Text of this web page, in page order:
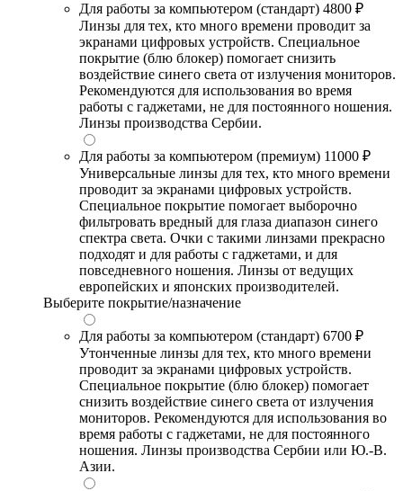
Для работы за компьютером (стандарт) 4800 ₽
Линзы для тех, кто много времени проводит за
экранами цифровых устройств. Специальное
покрытие (блю блокер) помогает снизить
воздействие синего света от излучения мониторов.
Рекомендуются для использования во время
работы с гаджетами, не для постоянного ношения.
Линзы производства Сербии.
Для работы за компьютером (премиум) 11000 ₽
Универсальные линзы для тех, кто много времени
проводит за экранами цифровых устройств.
Специальное покрытие помогает выборочно
фильтровать вредный для глаза диапазон синего
спектра света. Очки с такими линзами прекрасно
подходят и для работы с гаджетами, и для
повседневного ношения. Линзы от ведущих
европейских и японских производителей.
Выберите покрытие/назначение
Для работы за компьютером (стандарт) 6700 ₽
Утонченные линзы для тех, кто много времени
проводит за экранами цифровых устройств.
Специальное покрытие (блю блокер) помогает
снизить воздействие синего света от излучения
мониторов. Рекомендуются для использования во
время работы с гаджетами, не для постоянного
ношения. Линзы производства Сербии или Ю.-В.
Азии.